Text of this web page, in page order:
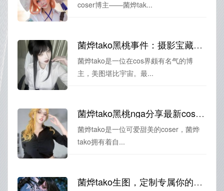
coser博主——菌烨tak...
菌烨tako黑桃事件：摄影宝藏之美图堪比宇宙
菌烨tako是一位在cos界颇有名气的博
主，美图堪比宇宙。最...
菌烨tako黑桃nga分享最新cos照片，小清新风格很赞哦
菌烨tako是一位可爱甜美的coser，菌烨
tako拥有着自...
菌烨tako生图，定制专属你的快乐照片